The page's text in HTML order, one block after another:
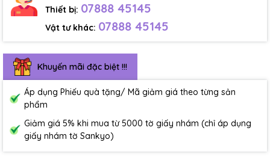
Thiết bị: 07888 45145
Vật tư khác: 07888 45145
Khuyến mãi đặc biệt !!!
Áp dụng Phiếu quà tặng/ Mã giảm giá theo từng sản
phẩm
Giảm giá 5% khi mua từ 5000 tờ giấy nhám (chỉ áp dụng
giấy nhám tờ Sankyo)